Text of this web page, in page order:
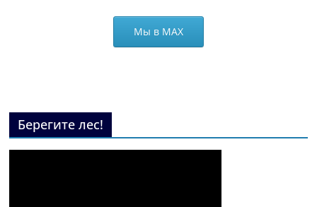
Мы в МАХ
Берегите лес!